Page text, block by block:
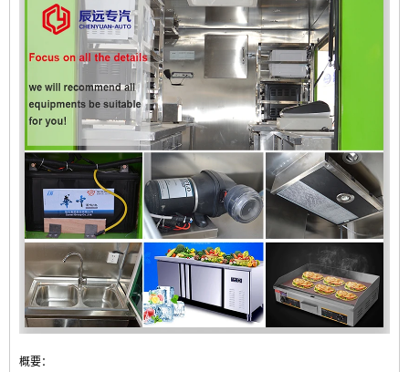
概要：